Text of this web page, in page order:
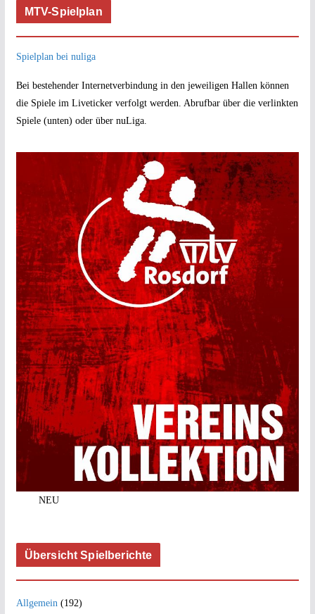
MTV-Spielplan
Spielplan bei nuliga
Bei bestehender Internetverbindung in den jeweiligen Hallen können
die Spiele im Liveticker verfolgt werden. Abrufbar über die verlinkten
Spiele (unten) oder über nuLiga.
NEU
Übersicht Spielberichte
Allgemein (192)